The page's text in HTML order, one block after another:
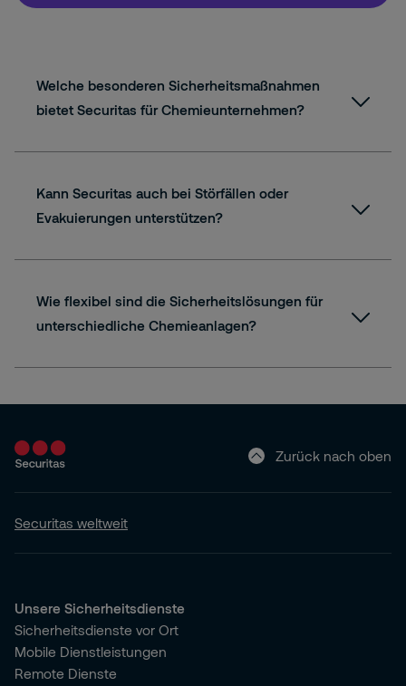
Welche besonderen Sicherheitsmaßnahmen
bietet Securitas für Chemieunternehmen?
Kann Securitas auch bei Störfällen oder
Evakuierungen unterstützen?
Wie flexibel sind die Sicherheitslösungen für
unterschiedliche Chemieanlagen?
Zurück nach oben
Securitas weltweit
Unsere Sicherheitsdienste
Sicherheitsdienste vor Ort
Mobile Dienstleistungen
Remote Dienste